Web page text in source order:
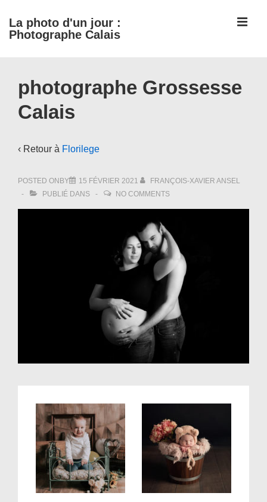
passer
au
La photo d'un jour :
Photographe Calais
Navigation
photographe Grossesse
Calais
‹ Retour à Florilege
POSTED ONBY 15 FÉVRIER 2021
FRANÇOIS-XAVIER ANSEL
PUBLIÉ DANS
NO COMMENTS